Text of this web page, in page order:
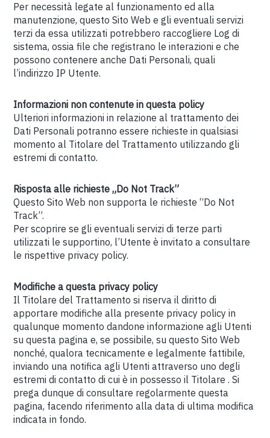
Per necessità legate al funzionamento ed alla
manutenzione, questo Sito Web e gli eventuali servizi
terzi da essa utilizzati potrebbero raccogliere Log di
sistema, ossia file che registrano le interazioni e che
possono contenere anche Dati Personali, quali
l’indirizzo IP Utente.
Informazioni non contenute in questa policy
Ulteriori informazioni in relazione al trattamento dei
Dati Personali potranno essere richieste in qualsiasi
momento al Titolare del Trattamento utilizzando gli
estremi di contatto.
Risposta alle richieste „Do Not Track”
Questo Sito Web non supporta le richieste “Do Not
Track”.
Per scoprire se gli eventuali servizi di terze parti
utilizzati le supportino, l’Utente è invitato a consultare
le rispettive privacy policy.
Modifiche a questa privacy policy
Il Titolare del Trattamento si riserva il diritto di
apportare modifiche alla presente privacy policy in
qualunque momento dandone informazione agli Utenti
su questa pagina e, se possibile, su questo Sito Web
nonché, qualora tecnicamente e legalmente fattibile,
inviando una notifica agli Utenti attraverso uno degli
estremi di contatto di cui è in possesso il Titolare . Si
prega dunque di consultare regolarmente questa
pagina, facendo riferimento alla data di ultima modifica
indicata in fondo.